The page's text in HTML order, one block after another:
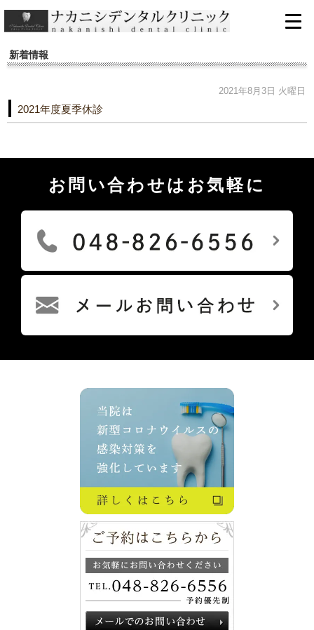
新着情報
2021年8月3日 火曜日
2021年度夏季休診
お問い合わせはお気軽に